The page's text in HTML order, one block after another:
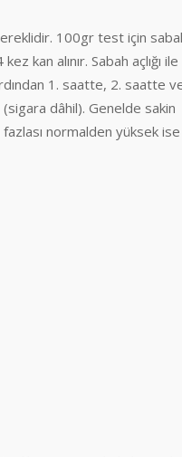
100gr test için
kan alınır. Sabah açlığı ile
1. saatte, 2. saatte
dâhil). Genelde sakin
normalden yüksek ise